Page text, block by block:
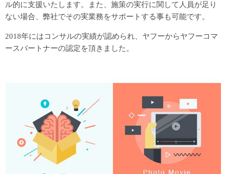
ル的に支援いたします。また、施策の実行に関して人員が足り
ない場合、弊社でその実業務をサポートする事も可能です。
2018年にはコンサルの実績が認められ、ヤフーからヤフーコマ
ースパートナーの認定を頂きました。